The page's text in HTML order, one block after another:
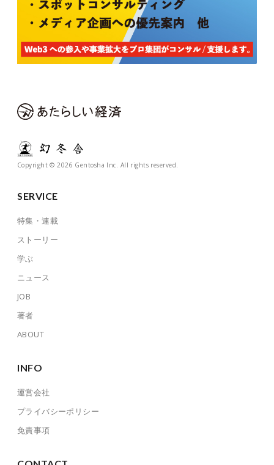
Copyright © 2026 Gentosha Inc. All rights reserved.
SERVICE
特集・連載
ストーリー
学ぶ
ニュース
JOB
著者
ABOUT
INFO
運営会社
プライバシーポリシー
免責事項